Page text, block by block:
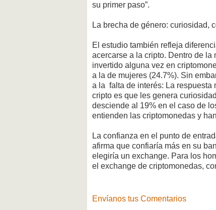
su primer paso”.
La brecha de género: curiosidad,
El estudio también refleja
acercarse a la cripto. Dentro de
invertido alguna vez en
a la de mujeres (24.7%). Sin
a la falta de interés: La respuesta
cripto es que les genera
desciende al 19% en el caso de
entienden las criptomonedas y
La confianza en el punto de
afirma que confiaría más en su
elegiría un exchange. Para los
el exchange de criptomonedas,
Envíanos tus Comentarios